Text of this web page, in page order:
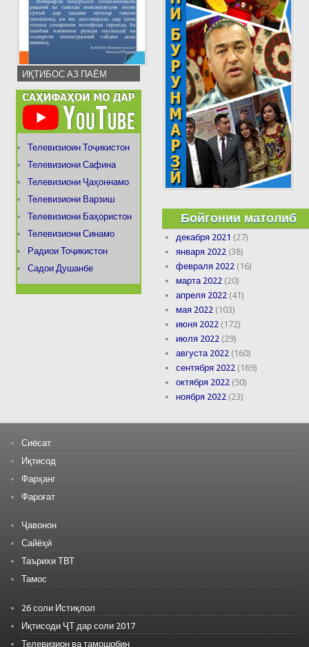
ИҚТИБОС АЗ ПАЁМ
Телевизиоин Тоҷикистон
Телевизиони Сафина
Телевизиони Ҷаҳоннамо
Телевизиони Варзиш
Телевизиони Баҳористон
Телевизиони Синамо
Радиои Тоҷикистон
Садои Душанбе
Бойгонии матолиб
декабря 2021 (27)
января 2022 (38)
февраля 2022 (16)
марта 2022 (20)
апреля 2022 (41)
мая 2022 (103)
июня 2022 (172)
июля 2022 (29)
августа 2022 (160)
сентября 2022 (169)
октября 2022 (50)
ноября 2022 (23)
Сиёсат
Иқтисод
Фарҳанг
Фароғат
Ҷавонон
Сайёҳӣ
Таърихи ТВТ
Тамос
26 соли Истиқлол
Иқтисоди ҶТ дар соли 2017
Телевизион ва тамошобин